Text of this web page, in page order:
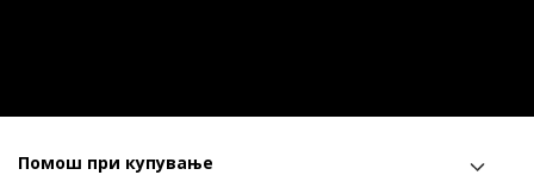
Помош при купување